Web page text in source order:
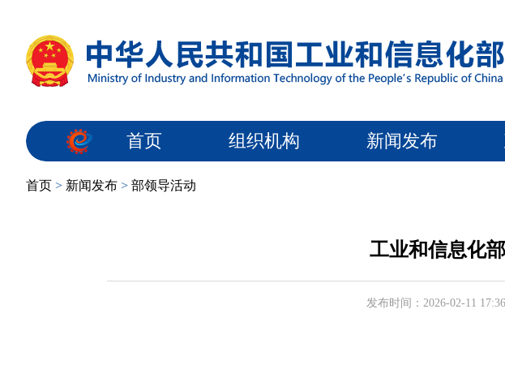
首页 组织机构 新闻发布
首页 > 新闻发布 > 部领导活动
工业和信息化
发布时间：2026-02-11 17:36